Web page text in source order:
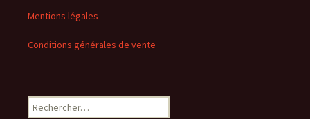
Mentions légales
Conditions générales de vente
Rechercher :